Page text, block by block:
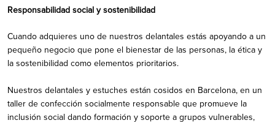
Responsabilidad social y sostenibilidad
Cuando adquieres uno de nuestros delantales estás apoyando a un
pequeño negocio que pone el bienestar de las personas, la ética y
la sostenibilidad como elementos prioritarios.
Nuestros delantales y estuches están cosidos en Barcelona, en un
taller de confección socialmente responsable que promueve la
inclusión social dando formación y soporte a grupos vulnerables,